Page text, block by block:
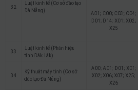
32
Luật kinh tế (Cơ sở đào tạo
Đà Nẵng)
A01; C00; C03; C04;
D01; D14; X01; X02;
X25
33
Luật kinh tế (Phân hiệu
tỉnh Đắk Lắk)
34
Kỹ thuật máy tính (Cơ sở
đào tạo Đà Nẵng)
A00; A01; D01; X01;
X02; X06; X07; X25;
X26